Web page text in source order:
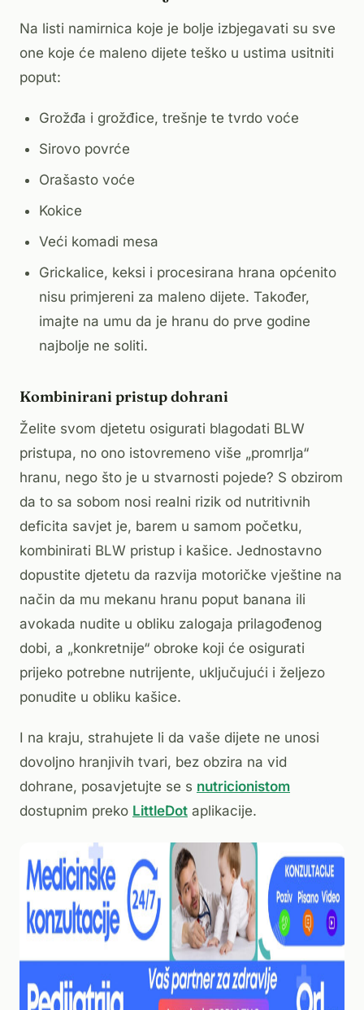
Na listi namirnica koje je bolje izbjegavati su sve
one koje će maleno dijete teško u ustima usitniti
poput:
Grožđa i grožđice, trešnje te tvrdo voće
Sirovo povrće
Orašasto voće
Kokice
Veći komadi mesa
Grickalice, keksi i procesirana hrana općenito
nisu primjereni za maleno dijete. Također,
imajte na umu da je hranu do prve godine
najbolje ne soliti.
Kombinirani pristup dohrani
Želite svom djetetu osigurati blagodati BLW
pristupa, no ono istovremeno više „promrlja“
hranu, nego što je u stvarnosti pojede? S obzirom
da to sa sobom nosi realni rizik od nutritivnih
deficita savjet je, barem u samom početku,
kombinirati BLW pristup i kašice. Jednostavno
dopustite djetetu da razvija motoričke vještine na
način da mu mekanu hranu poput banana ili
avokada nudite u obliku zalogaja prilagođenog
dobi, a „konkretnije“ obroke koji će osigurati
prijeko potrebne nutrijente, uključujući i željezo
ponudite u obliku kašice.
I na kraju, strahujete li da vaše dijete ne unosi
dovoljno hranjivih tvari, bez obzira na vid
dohrane, posavjetujte se s nutricionistom
dostupnim preko LittleDot aplikacije.